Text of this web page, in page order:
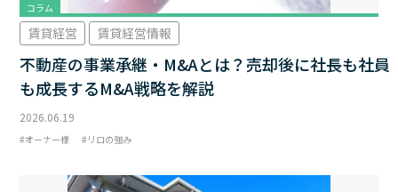
コラム
賃貸経営 賃貸経営情報
不動産の事業承継・M&Aとは？売却後に社長も社員
も成長するM&A戦略を解説
2026.06.19
オーナー様 リロの強み